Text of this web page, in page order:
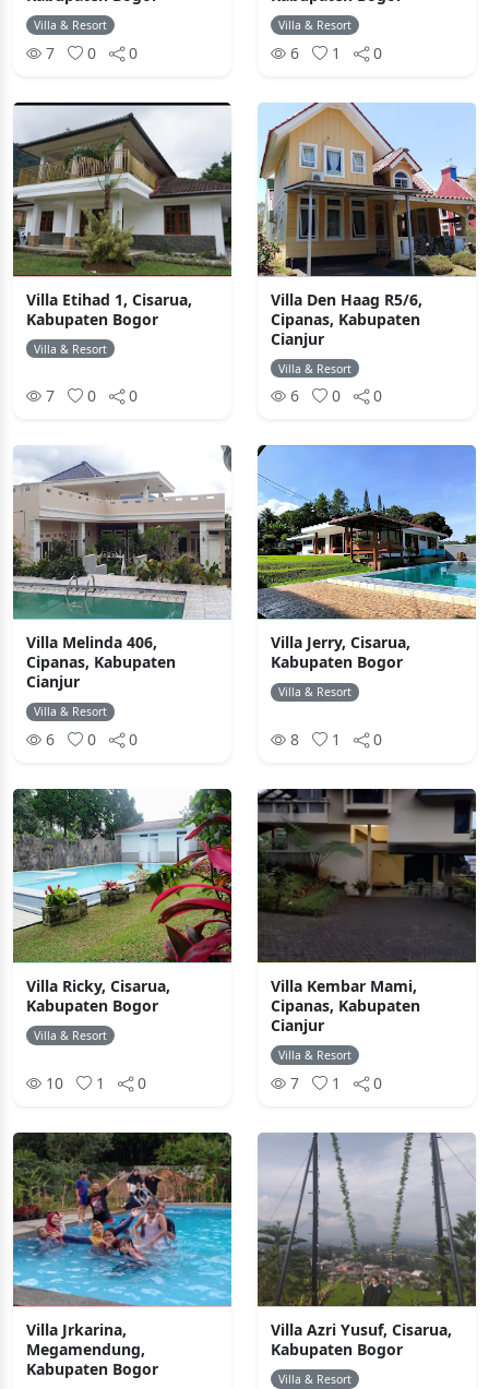
Villa & Resort
7 0 0
Villa & Resort
6 1 0
Villa Etihad 1, Cisarua,
Kabupaten Bogor
Villa & Resort
7 0 0
Villa Den Haag R5/6,
Cipanas, Kabupaten
Cianjur
Villa & Resort
6 0 0
Villa Melinda 406,
Cipanas, Kabupaten
Cianjur
Villa & Resort
6 0 0
Villa Jerry, Cisarua,
Kabupaten Bogor
Villa & Resort
8 1 0
Villa Ricky, Cisarua,
Kabupaten Bogor
Villa & Resort
10 1 0
Villa Kembar Mami,
Cipanas, Kabupaten
Cianjur
Villa & Resort
7 1 0
Villa Jrkarina,
Megamendung,
Kabupaten Bogor
Villa Azri Yusuf, Cisarua,
Kabupaten Bogor
Villa & Resort